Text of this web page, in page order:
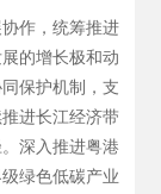
作，统筹推进
的增长极和动
保护机制，支
进长江经济带
深入推进粤港
绿色低碳产业